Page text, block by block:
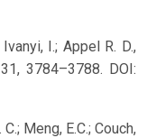
I.; Appel R. D.,
3784–3788. DOI:
Meng, E.C.; Couch,